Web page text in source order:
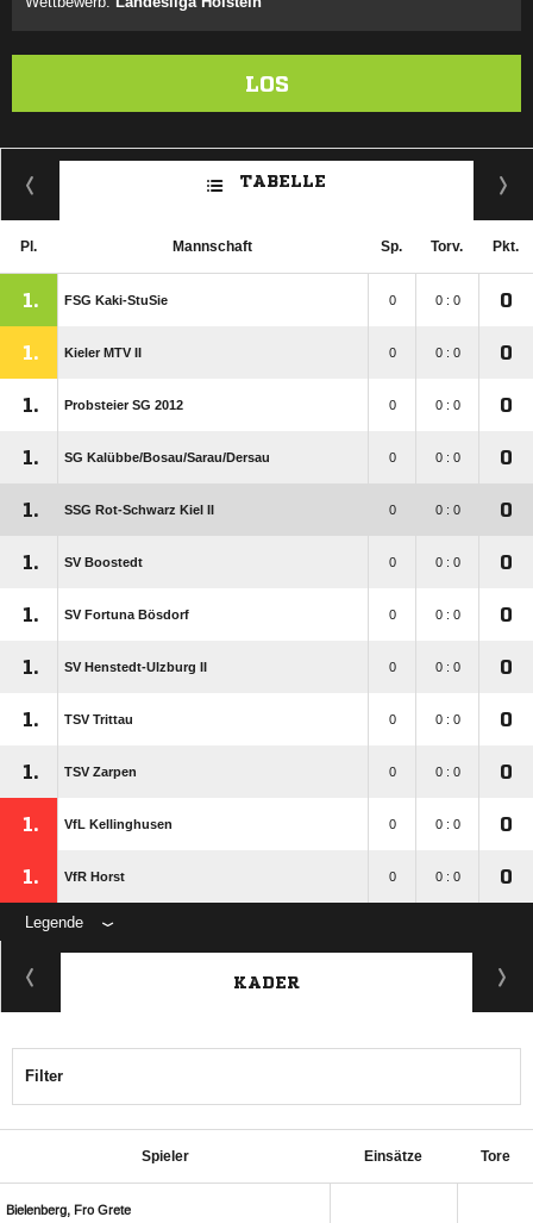
LOS
TABELLE
Pl. Mannschaft Sp. Torv. Pkt.
1. FSG Kaki-StuSie 0 0 : 0 0
1. Kieler MTV II 0 0 : 0 0
1. Probsteier SG 2012 0 0 : 0 0
1. SG Kalübbe/​Bosau/​Sarau/​Dersau 0 0 : 0 0
1. SSG Rot-Schwarz Kiel II 0 0 : 0 0
1. SV Boostedt 0 0 : 0 0
1. SV Fortuna Bösdorf 0 0 : 0 0
1. SV Henstedt-Ulzburg II 0 0 : 0 0
1. TSV Trittau 0 0 : 0 0
1. TSV Zarpen 0 0 : 0 0
1. VfL Kellinghusen 0 0 : 0 0
1. VfR Horst 0 0 : 0 0
Legende
KADER
Filter
Spieler Einsätze Tore
  